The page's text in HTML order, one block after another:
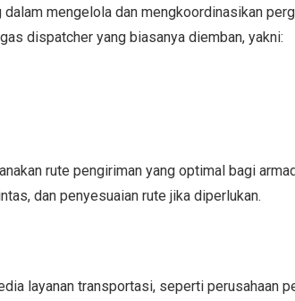
mengelola dan mengkoordinasikan
dispatcher yang biasanya diemban, yakni:
rute pengiriman yang optimal bagi
dan penyesuaian rute jika diperlukan.
layanan transportasi, seperti perusahaan